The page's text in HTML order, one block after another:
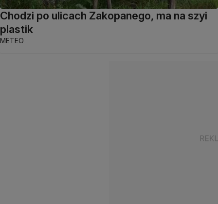
Chodzi po ulicach Zakopanego, ma na szyi
plastik
METEO